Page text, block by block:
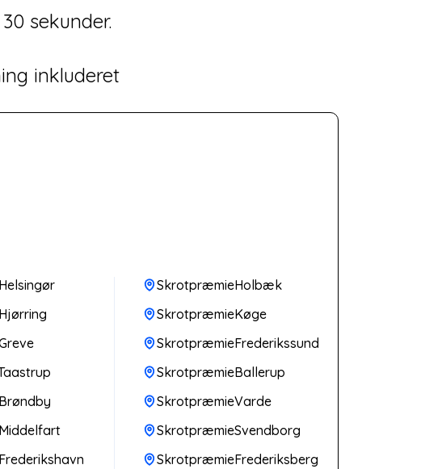
sekunder.
inkluderet
SkrotpræmieHolbæk
SkrotpræmieKøge
SkrotpræmieFrederikssund
SkrotpræmieBallerup
SkrotpræmieVarde
SkrotpræmieSvendborg
SkrotpræmieFrederiksberg